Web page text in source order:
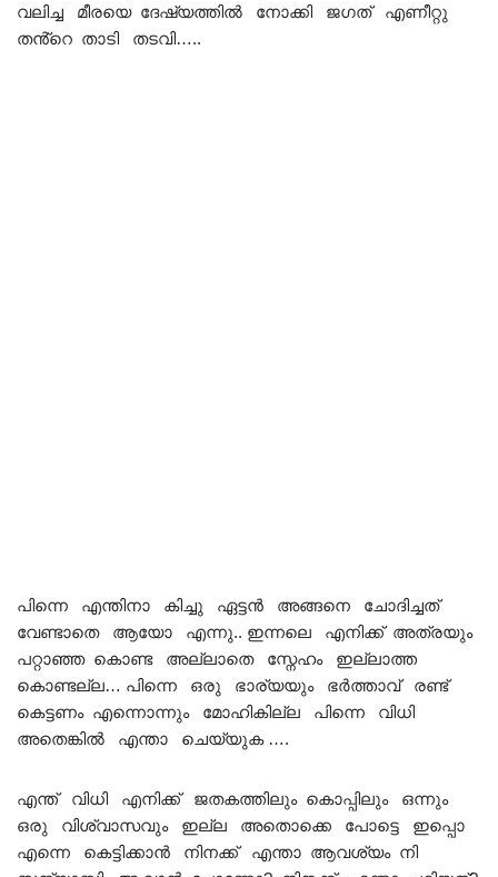
വലിച്ച മീരയെ ദേഷ്യത്തിൽ നോക്കി ജഗത് എണീറ്റു
തൻ്റെ താടി തടവി…..
പിന്നെ എന്തിനാ കിച്ചു ഏട്ടൻ അങ്ങനെ ചോദിച്ചത്
വേണ്ടാതെ ആയോ എന്നു.. ഇന്നലെ എനിക്ക് അത്രയും
പറ്റാഞ്ഞ കൊണ്ട അല്ലാതെ സ്നേഹം ഇല്ലാത്ത
കൊണ്ടല്ല… പിന്നെ ഒരു ഭാര്യയും ഭർത്താവ് രണ്ട്
കെട്ടണം എന്നൊന്നും മോഹികില്ല പിന്നെ വിധി
അതെങ്കിൽ എന്താ ചെയ്യുക ….
എന്ത് വിധി എനിക്ക് ജതകത്തിലും കൊപ്പിലും ഒന്നും
ഒരു വിശ്വാസവും ഇല്ല അതൊക്കെ പോട്ടെ ഇപ്പൊ
എന്നെ കെട്ടിക്കാൻ നിനക്ക് എന്താ ആവശ്യം നി